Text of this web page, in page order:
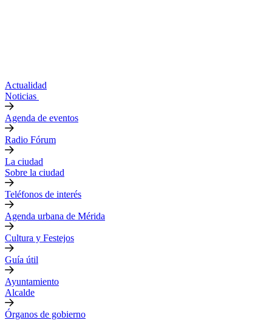
Actualidad
Noticias
Agenda de eventos
Radio Fórum
La ciudad
Sobre la ciudad
Teléfonos de interés
Agenda urbana de Mérida
Cultura y Festejos
Guía útil
Ayuntamiento
Alcalde
Órganos de gobierno